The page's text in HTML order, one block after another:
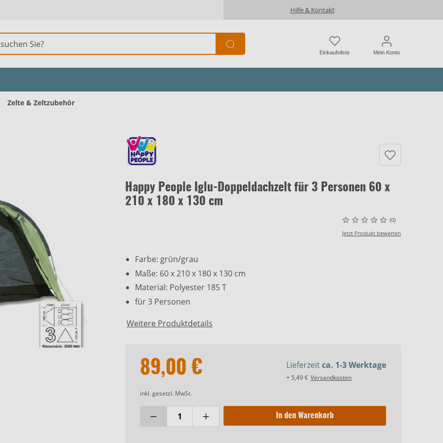
Hilfe & Kontakt
Einkaufsliste Mein Konto
Zelte & Zeltzubehör
Happy People Iglu-Doppeldachzelt für 3 Personen 60 x
210 x 180 x 130 cm
(0)
Jetzt Produkt bewerten
Farbe: grün/grau
Maße: 60 x 210 x 180 x 130 cm
Material: Polyester 185 T
für 3 Personen
Weitere Produktdetails
89,00 €
inkl. gesetzl. MwSt.
Lieferzeitca. 1-3 Werktage
+ 5,49 € Versandkosten
In den Warenkorb